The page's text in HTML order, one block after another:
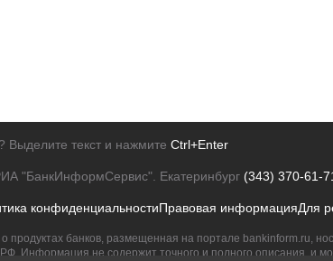
Выделите текст и нажмите Ctrl+Enter
"БанкИнформСервис". Екатеринбург (343) 370-61-
конфиденциальностиПравовая информацияДля
продуктах банков, размещенная на портале bankinform.ru,
Информация не содержит точного и полного описания, и